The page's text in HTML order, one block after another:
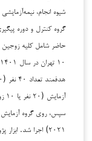
شیوه انجام،
گروه کنترل و دوره
حاضر شامل کلیه زوجین
۲۰۲۱) اجرا شد.